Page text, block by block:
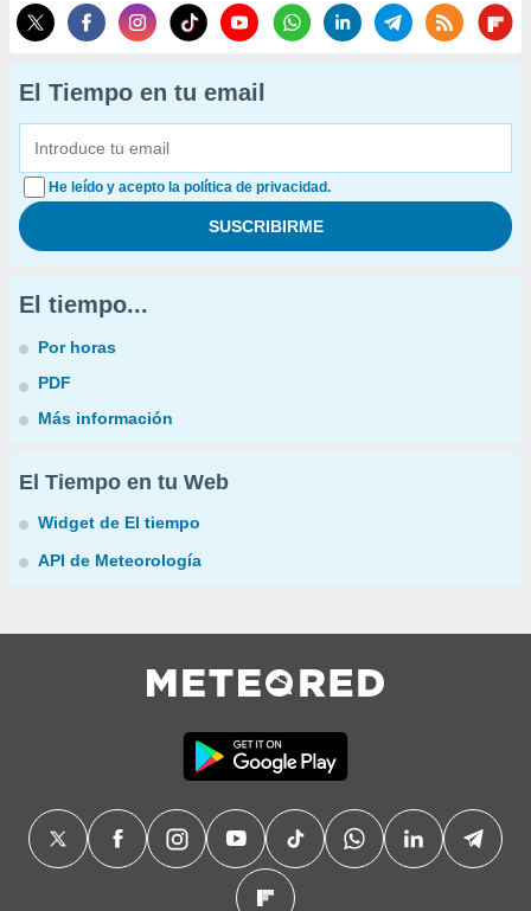
El Tiempo en tu email
He leído y acepto la política de privacidad.
El tiempo...
Por horas
PDF
Más información
El Tiempo en tu Web
Widget de El tiempo
API de Meteorología